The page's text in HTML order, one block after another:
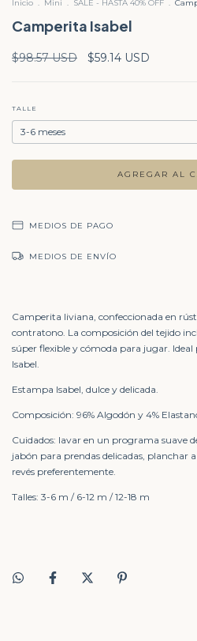
Inicio . Mini . SALE - HASTA 40% OFF .
Camperita Isabel
$98.57 USD $59.14 USD
TALLE
MEDIOS DE PAGO
MEDIOS DE ENVÍO
Camperita liviana, confeccionada en
contratono. La composición del tejido
súper flexible y cómoda para jugar.
Isabel.
Estampa Isabel, dulce y delicada.
Composición: 96% Algodón y 4%
Cuidados: lavar en un programa suave
jabón para prendas delicadas, planchar
revés preferentemente.
Talles: 3-6 m / 6-12 m / 12-18 m